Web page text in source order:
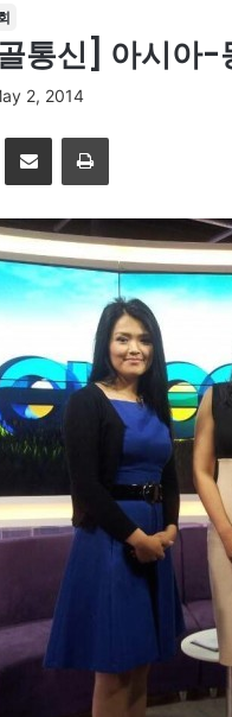
통신] 아시아-
2, 2014
이메일